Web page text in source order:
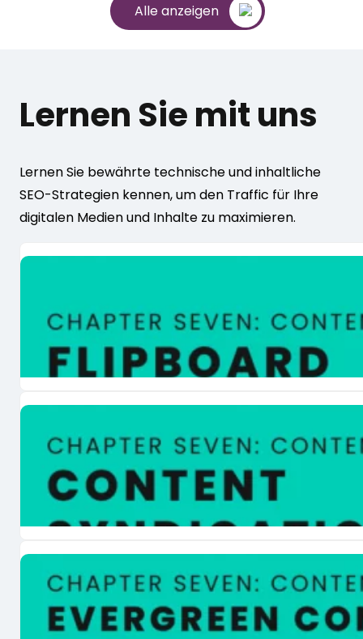
Alle anzeigen
Lernen Sie mit uns
Lernen Sie bewährte technische und inhaltliche
SEO-Strategien kennen, um den Traffic für Ihre
digitalen Medien und Inhalte zu maximieren.